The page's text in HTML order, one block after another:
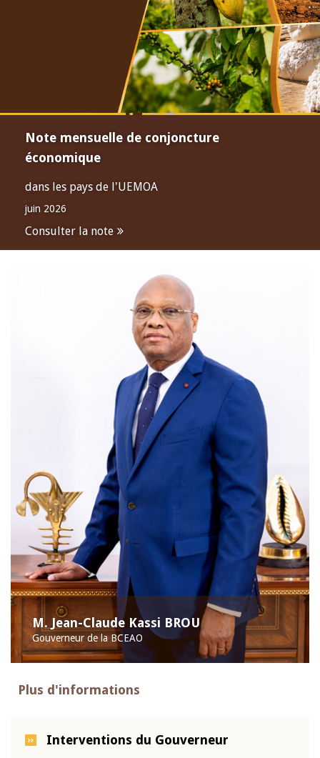
Note mensuelle de conjoncture
économique
dans les pays de l'UEMOA
juin 2026
Consulter la note
M. Jean-Claude Kassi BROU
Gouverneur de la BCEAO
Plus d'informations
Interventions du Gouverneur